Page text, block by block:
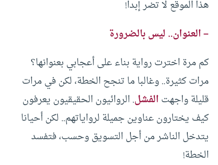
هذا الموقع لا تضر إبدا!
– العنوان.. ليس بالضرورة
كم مرة اخترت رواية بناء على أعجابي بعنوانها؟
مرات كثيرة.. وغالبا ما تنجح الخطة، لكن في مرات
قليلة واجهتالفشل. الروائيون الحقيقيون يعرفون
كيف يختارون عناوين جميلة لرواياتهم.. لكن أحيانا
يتدخل الناشر من أجل التسويق وحسب، فتفسد
الخطة!